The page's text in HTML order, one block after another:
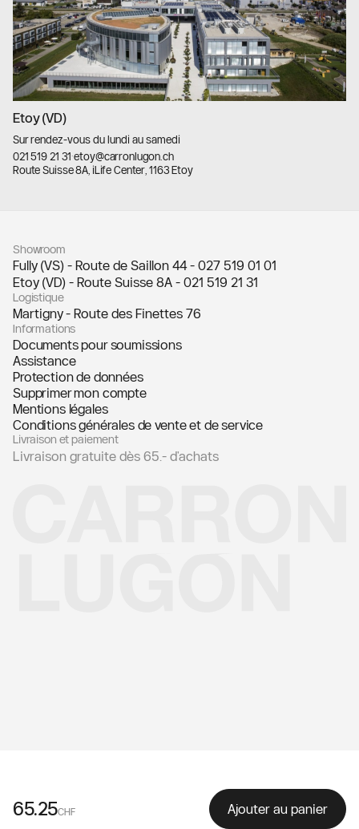
Etoy (VD)
Sur rendez-vous du lundi au samedi
021 519 21 31·etoy@carronlugon.ch
Route Suisse 8A, iLife Center, 1163 Etoy
Showroom
Fully (VS) - Route de Saillon 44 - 027 519 01 01
Etoy (VD) - Route Suisse 8A - 021 519 21 31
Logistique
Martigny - Route des Finettes 76
Informations
Documents pour soumissions
Assistance
Protection de données
Supprimer mon compte
Mentions légales
Conditions générales de vente et de service
Livraison et paiement
Livraison gratuite dès 65.- d'achats
65.25CHF Ajouter au panier